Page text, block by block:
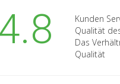
Kunden
Qualität
Das
Qualität